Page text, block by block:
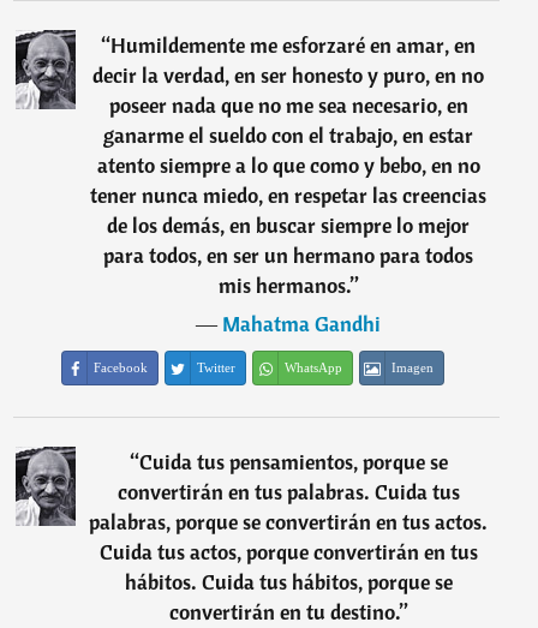
“Humildemente me esforzaré en amar, en
decir la verdad, en ser honesto y puro, en no
poseer nada que no me sea necesario, en
ganarme el sueldo con el trabajo, en estar
atento siempre a lo que como y bebo, en no
tener nunca miedo, en respetar las creencias
de los demás, en buscar siempre lo mejor
para todos, en ser un hermano para todos
mis hermanos.”
―Mahatma Gandhi
Facebook Twitter WhatsApp Imagen
“Cuida tus pensamientos, porque se
convertirán en tus palabras. Cuida tus
palabras, porque se convertirán en tus actos.
Cuida tus actos, porque convertirán en tus
hábitos. Cuida tus hábitos, porque se
convertirán en tu destino.”